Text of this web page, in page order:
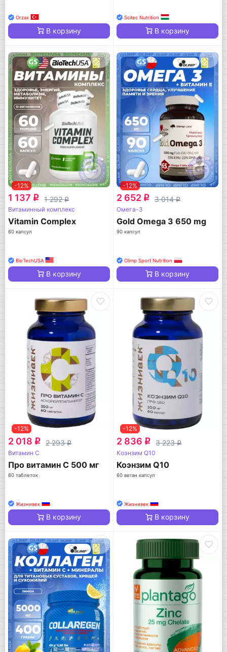
Orzax
В корзину
Scitec Nutrition
В корзину
-12%
1 137 q 1 292q
Витаминный комплекс
Vitamin Complex
60 капсул
BioTechUSA
В корзину
-12%
2 652 q 3 014q
Омега-3
Gold Omega 3 650 mg
90 капсул
Olimp Sport Nutrition
В корзину
-12%
2 018 q 2 293q
Витамин C
Про витамин С 500 мг
60 таблеток
Жизнивек
В корзину
-12%
2 836 q 3 223q
Коэнзим Q10
Коэнзим Q10
60 веган капсул
Жизнивек
В корзину